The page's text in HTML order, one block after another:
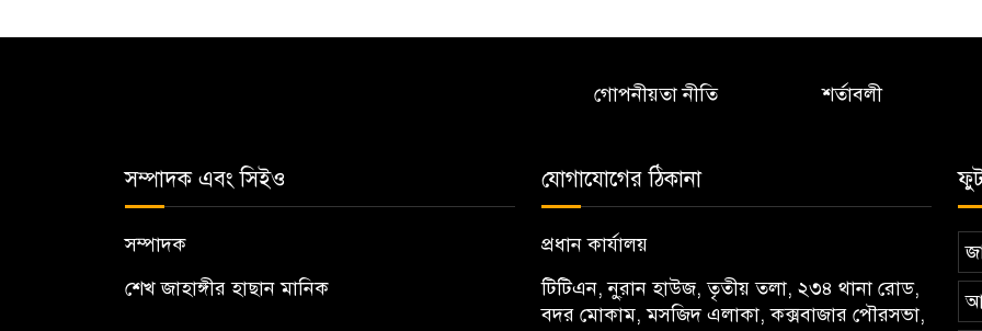
গোপনীয়তা নীতি শর্তাবলী
সম্পাদক এবং সিইও
সম্পাদক
শেখ জাহাঙ্গীর হাছান মানিক
যোগাযোগের ঠিকানা
প্রধান কার্যালয়
টিটিএন, নু্রান হাউজ, তৃতীয় তলা, ২৩৪ থানা রোড,
বদর মোকাম, মসজিদ এলাকা, কক্সবাজার পৌরসভা,